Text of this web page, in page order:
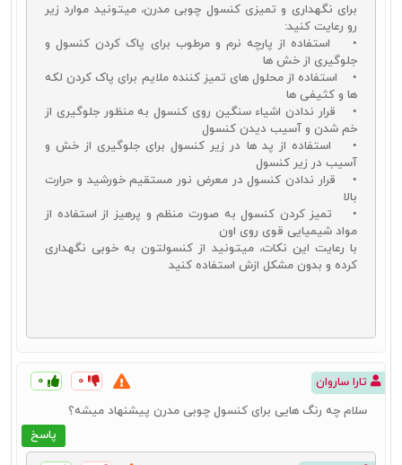
کنسول چوبی کلاسیک
کنسول چوبی کلاسیک است. این محصول به انواعی از این نوع میز اطلاق
می‌شود که معمولاً در طراحی و تولید آنها از طرح‌های متفاوت با نقش و نگار
خاص استفاده می‌شود. همچنین جنس چوب‌های به کار رفته در این مدل از
کنسول‌های دیگر نیز متفاوت است. استفاده از کنده کاری‌های خاص و
طرح‌های زاویه‌دار نیز از دیگر مشخصات کنسول چوبی کلاسیک می‌باشد.
برای نگهداری و تمیزی کنسول چوبی مدرن، میتونید موارد زیر
رو رعایت کنید:
• استفاده از پارچه نرم و مرطوب برای پاک کردن کنسول و
جلوگیری از خش‌ ها
• استفاده از محلول‌ های تمیز کننده ملایم برای پاک کردن لکه‌
ها و کثیفی‌ ها
• قرار ندادن اشیاء سنگین روی کنسول به منظور جلوگیری از
خم شدن و آسیب دیدن کنسول
• استفاده از پد ها در زیر کنسول برای جلوگیری از خش و
آسیب در زیر کنسول
• قرار ندادن کنسول در معرض نور مستقیم خورشید و حرارت
بالا
• تمیز کردن کنسول به صورت منظم و پرهیز از استفاده از
مواد شیمیایی قوی روی اون
با رعایت این نکات، میتونید از کنسولتون به خوبی نگهداری
کرده و بدون مشکل ازش استفاده کنید
تارا ساروان ۰ ۰
پاسخ
سلام چه رنگ هایی برای کنسول چوبی مدرن پیشنهاد میشه؟